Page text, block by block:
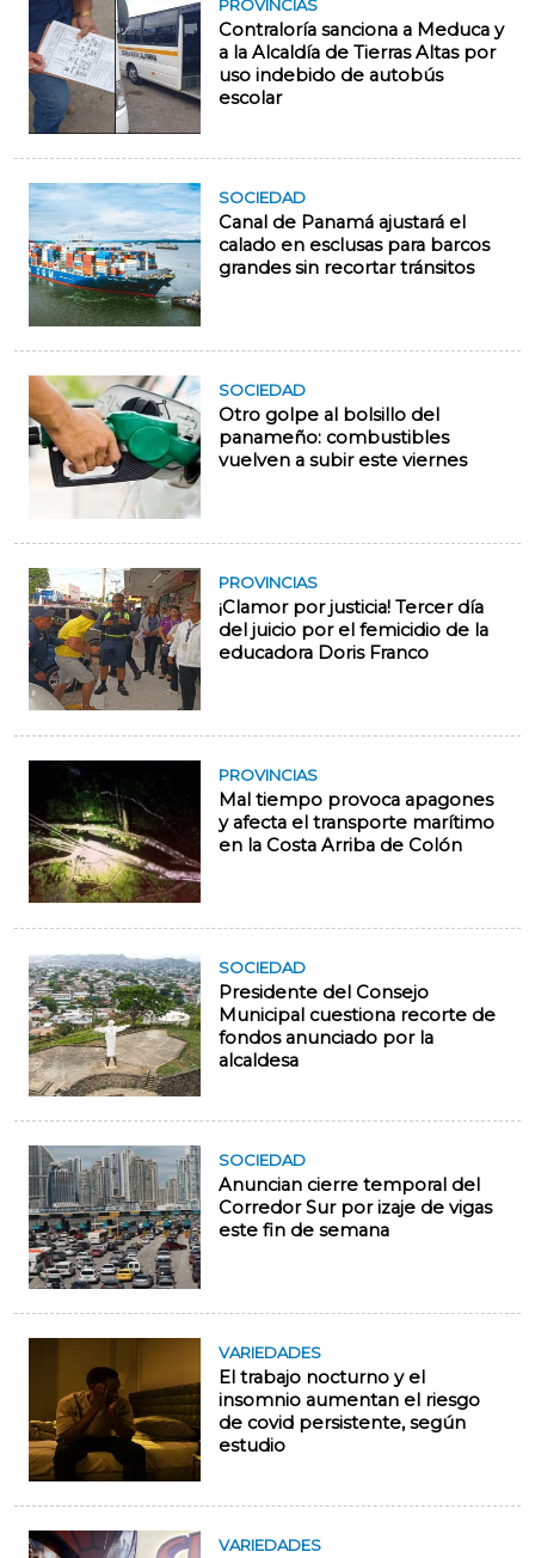
PROVINCIAS
Contraloría sanciona a Meduca y
a la Alcaldía de Tierras Altas por
uso indebido de autobús
escolar
SOCIEDAD
Canal de Panamá ajustará el
calado en esclusas para barcos
grandes sin recortar tránsitos
SOCIEDAD
Otro golpe al bolsillo del
panameño: combustibles
vuelven a subir este viernes
PROVINCIAS
¡Clamor por justicia! Tercer día
del juicio por el femicidio de la
educadora Doris Franco
PROVINCIAS
Mal tiempo provoca apagones
y afecta el transporte marítimo
en la Costa Arriba de Colón
SOCIEDAD
Presidente del Consejo
Municipal cuestiona recorte de
fondos anunciado por la
alcaldesa
SOCIEDAD
Anuncian cierre temporal del
Corredor Sur por izaje de vigas
este fin de semana
VARIEDADES
El trabajo nocturno y el
insomnio aumentan el riesgo
de covid persistente, según
estudio
VARIEDADES